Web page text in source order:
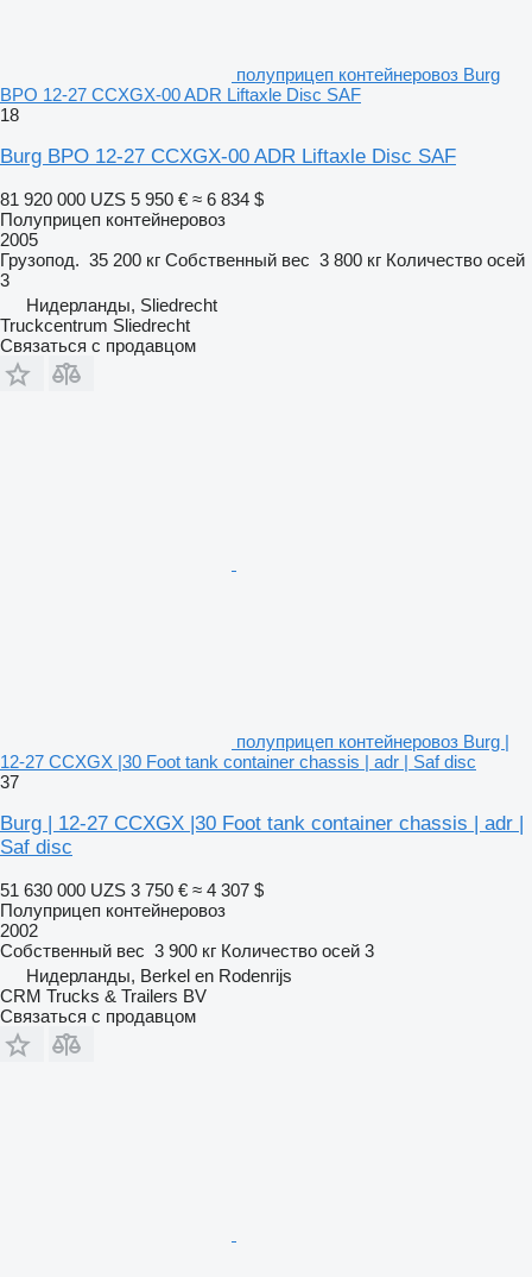
полуприцеп контейнеровоз Burg
BPO 12-27 CCXGX-00 ADR Liftaxle Disc SAF
18
Burg BPO 12-27 CCXGX-00 ADR Liftaxle Disc SAF
81 920 000 UZS 5 950 € ≈ 6 834 $
Полуприцеп контейнеровоз
2005
Грузопод. 35 200 кг Собственный вес 3 800 кг Количество осей
3
Нидерланды, Sliedrecht
Truckcentrum Sliedrecht
Связаться с продавцом
полуприцеп контейнеровоз Burg |
12-27 CCXGX |30 Foot tank container chassis | adr | Saf disc
37
Burg | 12-27 CCXGX |30 Foot tank container chassis | adr |
Saf disc
51 630 000 UZS 3 750 € ≈ 4 307 $
Полуприцеп контейнеровоз
2002
Собственный вес 3 900 кг Количество осей 3
Нидерланды, Berkel en Rodenrijs
CRM Trucks & Trailers BV
Связаться с продавцом